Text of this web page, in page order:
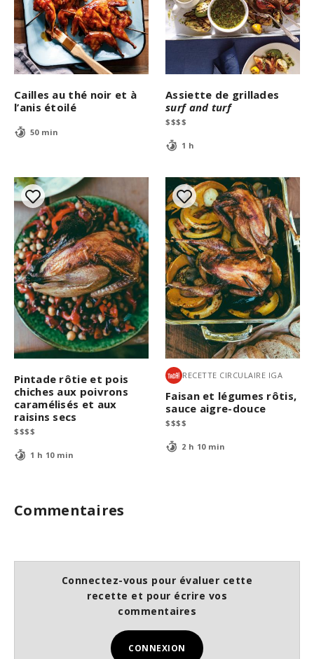
Cailles au thé noir et à
l’anis étoilé
50 min
Assiette de grillades
surf and turf
$$$$
1 h
Pintade rôtie et pois
chiches aux poivrons
caramélisés et aux
raisins secs
$$$$
1 h 10 min
RECETTE CIRCULAIRE IGA
Faisan et légumes rôtis,
sauce aigre-douce
$$$$
2 h 10 min
Commentaires
Connectez-vous pour évaluer cette
recette et pour écrire vos
commentaires
CONNEXION